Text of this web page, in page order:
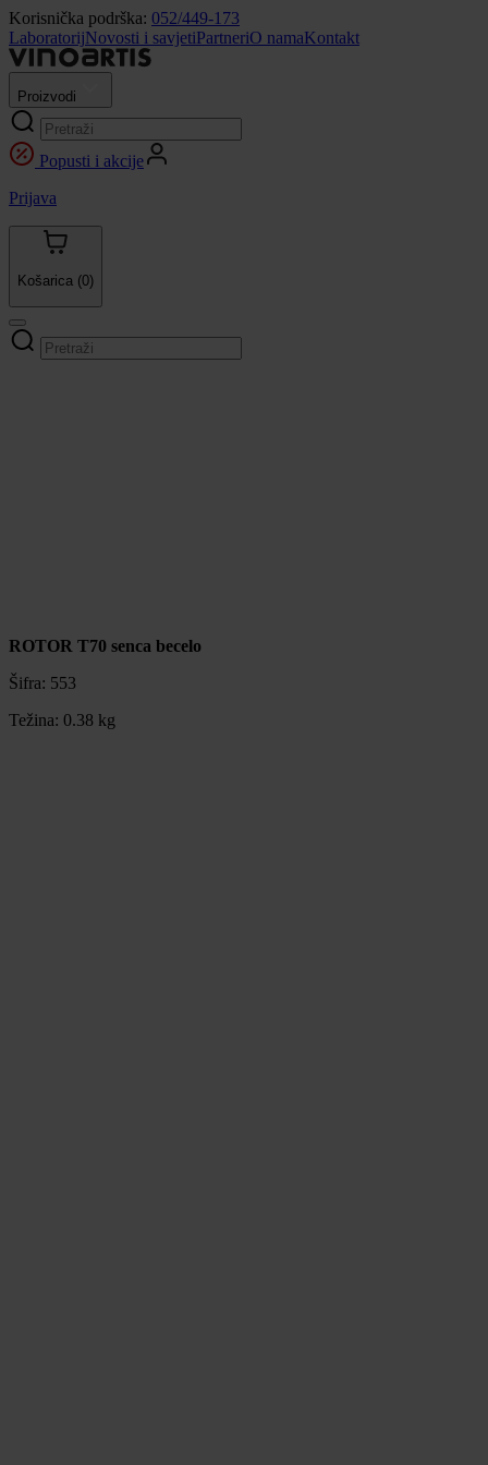
Korisnička podrška: 052/449-173
LaboratorijNovosti i savjetiPartneriO namaKontakt
Proizvodi
Popusti i akcije
Prijava
Košarica (0)
ROTOR T70 senca becelo
Šifra: 553
Težina: 0.38 kg